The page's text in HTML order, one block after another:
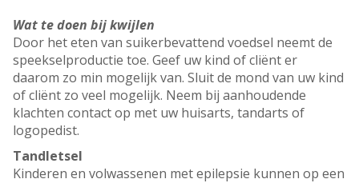
Wat te doen bij kwijlen
Door het eten van suikerbevattend voedsel neemt de
speekselproductie toe. Geef uw kind of cliënt er
daarom zo min mogelijk van. Sluit de mond van uw kind
of cliënt zo veel mogelijk. Neem bij aanhoudende
klachten contact op met uw huisarts, tandarts of
logopedist.
Tandletsel
Kinderen en volwassenen met epilepsie kunnen op een